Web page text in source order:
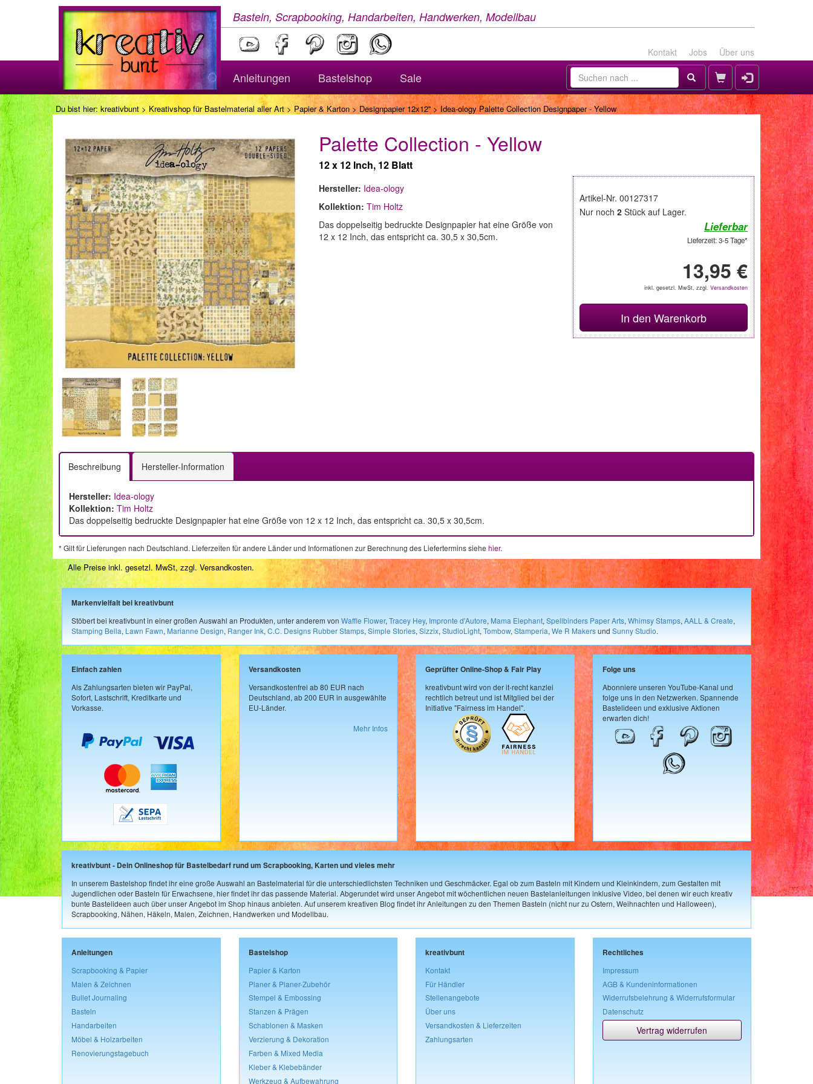
Basteln, Scrapbooking, Handarbeiten, Handwerken, Modellbau
Kontakt Jobs Über uns
Anleitungen Bastelshop Sale
Du bist hier: kreativbunt > Kreativshop für Bastelmaterial aller Art> Papier & Karton> Designpapier 12x12''> Idea-ology Palette Collection Designpaper - Yellow
Palette Collection - Yellow
12 x 12 Inch, 12 Blatt
Artikel-Nr. 00127317
Nur noch 2 Stück auf Lager.
Lieferbar
Lieferzeit: 3-5 Tage*
13,95 €
inkl. gesetzl. MwSt, zzgl. Versandkosten
In den Warenkorb
Hersteller: Idea-ology
Kollektion: Tim Holtz
Das doppelseitig bedruckte Designpapier hat eine Größe von
12 x 12 Inch, das entspricht ca. 30,5 x 30,5cm.
Beschreibung Hersteller-Information
Hersteller: Idea-ology
Kollektion: Tim Holtz
Das doppelseitig bedruckte Designpapier hat eine Größe von 12 x 12 Inch, das entspricht ca. 30,5 x 30,5cm.
* Gilt für Lieferungen nach Deutschland. Lieferzeiten für andere Länder und Informationen zur Berechnung des Liefertermins siehe hier.
Alle Preise inkl. gesetzl. MwSt, zzgl. Versandkosten.
Markenvielfalt bei kreativbunt
Stöbert bei kreativbunt in einer großen Auswahl an Produkten, unter anderem von Waffle Flower, Tracey Hey, Impronte d'Autore, Mama Elephant, Spellbinders Paper Arts, Whimsy Stamps, AALL & Create,
Stamping Bella, Lawn Fawn, Marianne Design, Ranger Ink, C.C. Designs Rubber Stamps, Simple Stories, Sizzix, StudioLight, Tombow, Stamperia, We R Makersund Sunny Studio.
Einfach zahlen
Als Zahlungsarten bieten wir PayPal,
Sofort, Lastschrift, Kreditkarte und
Vorkasse.
Versandkosten
Versandkostenfrei ab 80 EUR nach
Deutschland, ab 200 EUR in ausgewählte
EU-Länder.
Mehr Infos
Geprüfter Online-Shop & Fair Play
kreativbunt wird von der it-recht kanzlei
rechtlich betreut und ist Mitglied bei der
Initiative "Fairness im Handel".
Folge uns
Abonniere unseren YouTube-Kanal und
folge uns in den Netzwerken. Spannende
Bastelideen und exklusive Aktionen
erwarten dich!
kreativbunt - Dein Onlineshop für Bastelbedarf rund um Scrapbooking, Karten und vieles mehr
In unserem Bastelshop findet ihr eine große Auswahl an Bastelmaterial für die unterschiedlichsten Techniken und Geschmäcker. Egal ob zum Basteln mit Kindern und Kleinkindern, zum Gestalten mit
Jugendlichen oder Basteln für Erwachsene, hier findet ihr das passende Material. Abgerundet wird unser Angebot mit wöchentlichen neuen Bastelanleitungen inklusive Video, bei denen wir euch kreativ
bunte Bastelideen auch über unser Angebot im Shop hinaus anbieten. Auf unserem kreativen Blog findet ihr Anleitungen zu den Themen Basteln (nicht nur zu Ostern, Weihnachten und Halloween),
Scrapbooking, Nähen, Häkeln, Malen, Zeichnen, Handwerken und Modellbau.
Anleitungen
Scrapbooking & Papier
Malen & Zeichnen
Bullet Journaling
Basteln
Handarbeiten
Möbel & Holzarbeiten
Renovierungstagebuch
Bastelshop
Papier & Karton
Planer & Planer-Zubehör
Stempel & Embossing
Stanzen & Prägen
Schablonen & Masken
Verzierung & Dekoration
Farben & Mixed Media
Kleber & Klebebänder
Werkzeug & Aufbewahrung
kreativbunt
Kontakt
Für Händler
Stellenangebote
Über uns
Versandkosten & Lieferzeiten
Zahlungsarten
Rechtliches
Impressum
AGB & Kundeninformationen
Widerrufsbelehrung & Widerrufsformular
Datenschutz
Vertrag widerrufen